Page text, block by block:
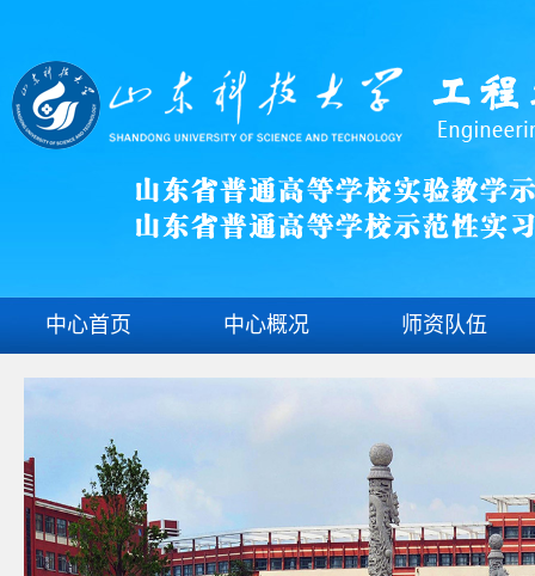
中心首页 中心概况 师资队伍